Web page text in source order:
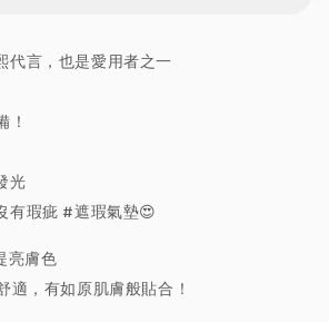
代言，也是愛用者之一
光
有瑕疵 #遮瑕氣墊😍
亮膚色
，有如原肌膚般貼合！